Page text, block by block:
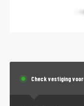
Check vestiging